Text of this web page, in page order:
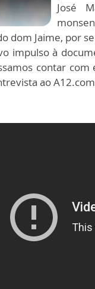
José
dom Jaime, por
impulso à
contar
ao